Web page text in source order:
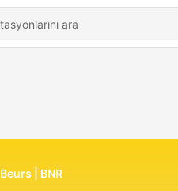
Beurs | BNR